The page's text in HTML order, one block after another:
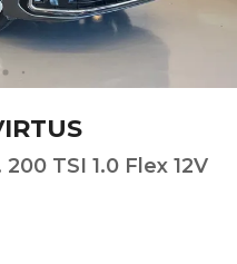
TSI 1.0 Flex 12V